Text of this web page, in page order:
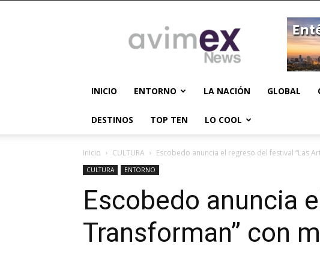
NEWS
INICIO ENTORNO LA NACIÓN GLOBAL
DESTINOS TOP TEN LO COOL
Inicio CULTURA Escobedo anuncia el regreso del festival “Las
CULTURA ENTORNO
Escobedo anuncia
Transforman” con